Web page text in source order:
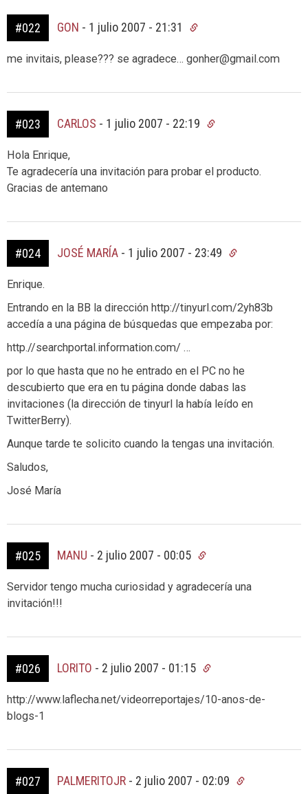
#022 GON - 1 julio 2007 - 21:31
me invitais, please??? se agradece… gonher@gmail.com
#023 CARLOS - 1 julio 2007 - 22:19
Hola Enrique,
Te agradecería una invitación para probar el producto.
Gracias de antemano
#024 JOSÉ MARÍA - 1 julio 2007 - 23:49
Enrique.
Entrando en la BB la dirección http://tinyurl.com/2yh83b
accedía a una página de búsquedas que empezaba por:
http.//searchportal.information.com/ …
por lo que hasta que no he entrado en el PC no he
descubierto que era en tu página donde dabas las
invitaciones (la dirección de tinyurl la había leído en
TwitterBerry).
Aunque tarde te solicito cuando la tengas una invitación.
Saludos,
José María
#025 MANU - 2 julio 2007 - 00:05
Servidor tengo mucha curiosidad y agradecería una
invitación!!!
#026 LORITO - 2 julio 2007 - 01:15
http://www.laflecha.net/videorreportajes/10-anos-de-
blogs-1
#027 PALMERITOJR - 2 julio 2007 - 02:09